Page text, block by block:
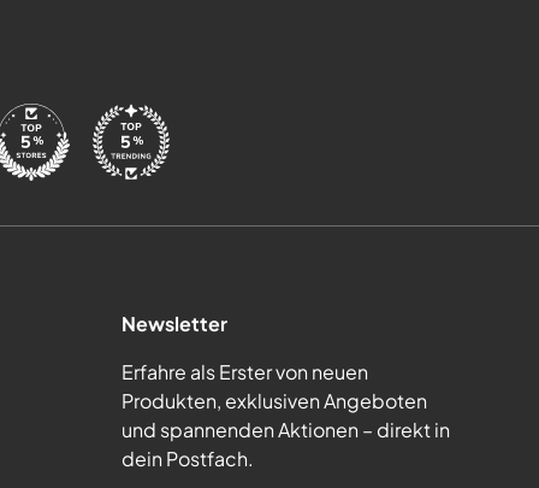
Newsletter
Erfahre als Erster von neuen
Produkten, exklusiven Angeboten
und spannenden Aktionen – direkt in
dein Postfach.